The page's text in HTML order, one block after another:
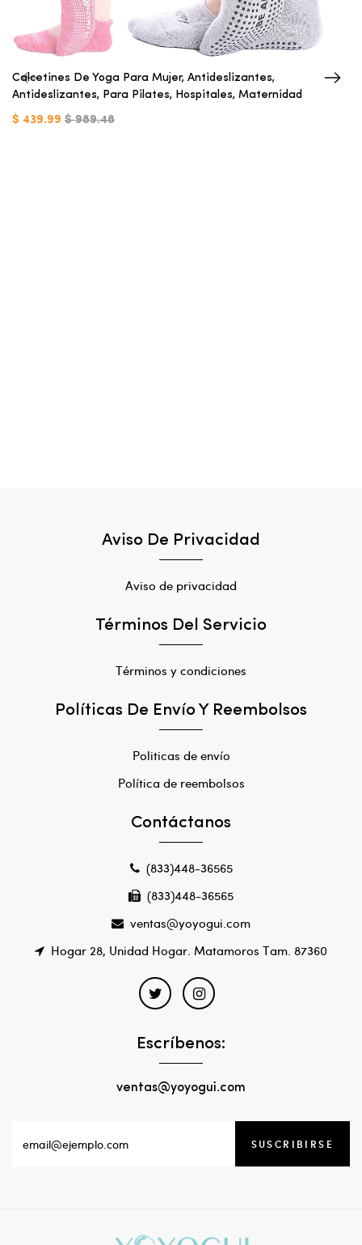
Calcetines De Yoga Para Mujer, Antideslizantes,
Antideslizantes, Para Pilates, Hospitales, Maternidad
$ 439.99 $ 989.48
Aviso De Privacidad
Aviso de privacidad
Términos Del Servicio
Términos y condiciones
Políticas De Envío Y Reembolsos
Politicas de envío
Política de reembolsos
Contáctanos
(833)448-36565
(833)448-36565
ventas@yoyogui.com
Hogar 28, Unidad Hogar. Matamoros Tam. 87360
Escríbenos:
ventas@yoyogui.com
SUSCRIBIRSE